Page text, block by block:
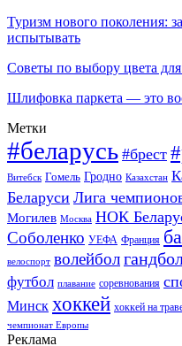
Туризм нового поколения:
испытывать
Советы по выбору цвета для
Шлифовка паркета — это
Метки
#беларусь #брест
Витебск Гомель Гродно Казахстан
Беларуси Лига
Могилев Москва НОК
Соболенко УЕФА Франция
велоспорт волейбол
футбол плавание соревнования
Минск хоккей хоккей на
чемпионат Европы
Реклама